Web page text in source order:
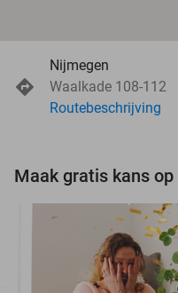
Nijmegen
Waalkade 108-112
Routebeschrijving